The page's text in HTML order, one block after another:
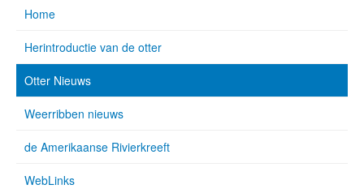
Home
Herintroductie van de otter
Otter Nieuws
Weerribben nieuws
de Amerikaanse Rivierkreeft
WebLinks